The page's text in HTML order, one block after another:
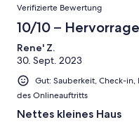
Verifizierte Bewertung
10/10 –
Rene' Z.
30. Sept. 2023
Gut: Sauberkeit, Check-
des Onlineauftritts
Nettes kleines Haus